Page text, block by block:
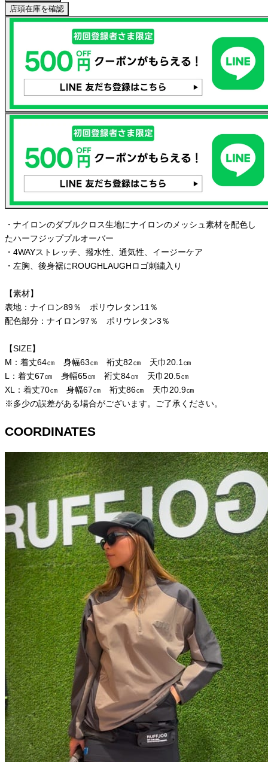
店頭在庫を確認
・ナイロンのダブルクロス生地にナイロンのメッシュ素材を配色し
たハーフジッププルオーバー
・4WAYストレッチ、撥水性、通気性、イージーケア
・左胸、後身裾にROUGHLAUGHロゴ刺繍入り
【素材】
表地：ナイロン89％ ポリウレタン11％
配色部分：ナイロン97％ ポリウレタン3％
【SIZE】
M：着丈64㎝ 身幅63㎝ 裄丈82㎝ 天巾20.1㎝
L：着丈67㎝ 身幅65㎝ 裄丈84㎝ 天巾20.5㎝
XL：着丈70㎝ 身幅67㎝ 裄丈86㎝ 天巾20.9㎝
※多少の誤差がある場合がございます。ご了承ください。
COORDINATES